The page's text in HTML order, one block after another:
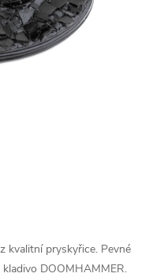
kvalitní pryskyřice. Pevné
DOOMHAMMER.